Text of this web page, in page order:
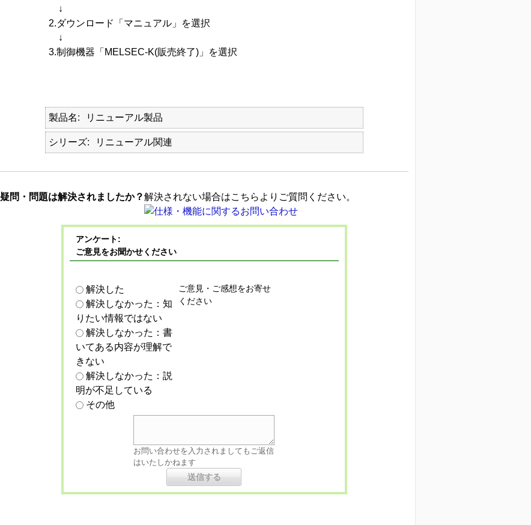
↓
2.ダウンロード「マニュアル」を選択
↓
3.制御機器「MELSEC-K(販売終了)」を選択
製品名 リニューアル製品
シリーズ リニューアル関連
疑問・問題は解決されましたか？解決されない場合はこちらよりご質問ください。
アンケート:
ご意見をお聞かせください
解決した
解決しなかった：知
りたい情報ではない
解決しなかった：書
いてある内容が理解で
きない
解決しなかった：説
明が不足している
その他
ご意見・ご感想をお寄せ
ください
お問い合わせを入力されましてもご返信
はいたしかねます